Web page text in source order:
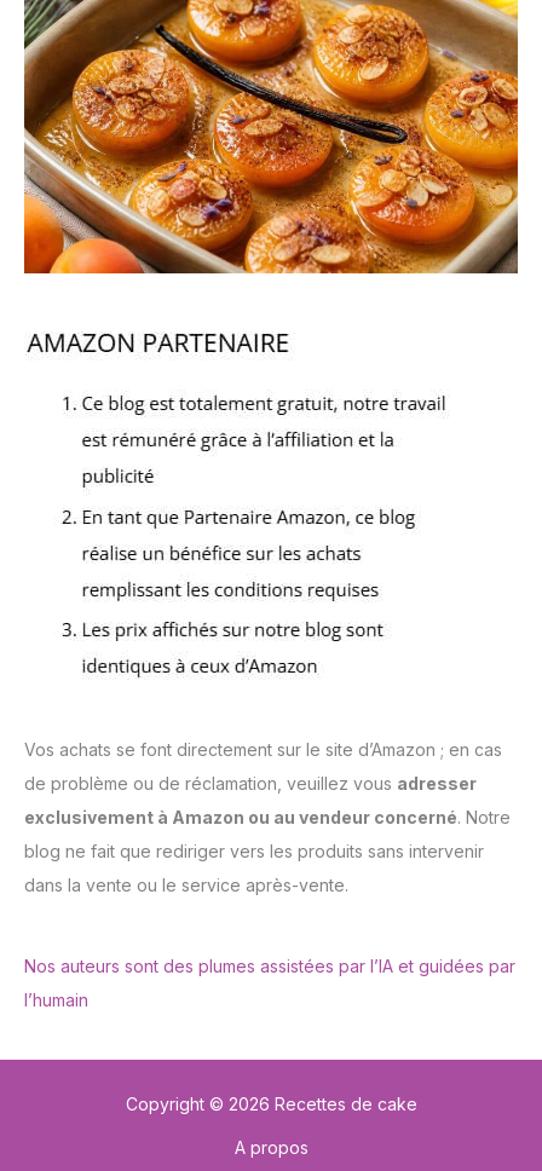
Vos achats se font directement sur le site d’Amazon ; en cas
de problème ou de réclamation, veuillez vous adresser
exclusivement à Amazon ou au vendeur concerné. Notre
blog ne fait que rediriger vers les produits sans intervenir
dans la vente ou le service après-vente.
Nos auteurs sont des plumes assistées par l’IA et guidées par
l’humain
Copyright © 2026 Recettes de cake
A propos